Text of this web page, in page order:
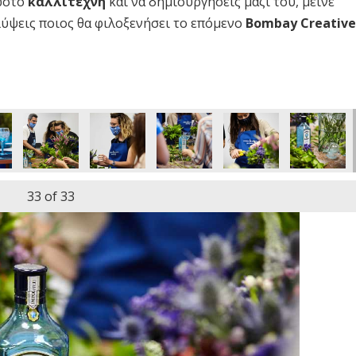
ποιος θα φιλοξενήσει το επόμενο Bombay Creative
33 of 33